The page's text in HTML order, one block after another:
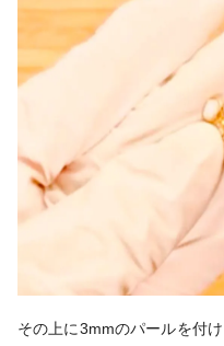
その上に3mmのパールを付